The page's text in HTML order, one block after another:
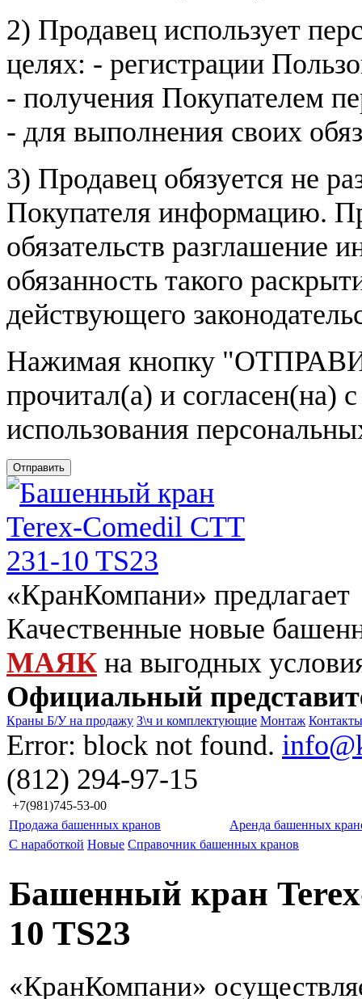
2) Продавец использует
целях: - регистрации
- получения Покупателем
- для выполнения своих
3) Продавец обязуется не
Покупателя информацию.
обязательств разглашение
обязанность такого
действующего
Нажимая кнопку
прочитал(а) и согласен(на)
использования
Отправить
«КранКомпани» предлагает
Качественные новые
МАЯК на выгодных
Официальный
Краны Б/У на продажу З\ч и комплектующие Монтаж Контакты
Error: block not found.
(812) 294-97-15
+7(981)745-53-00
Продажа башенных кранов
Аренда башенных
С наработкой Новые Справочник башенных кранов
Башенный кран
10 TS23
«КранКомпани»